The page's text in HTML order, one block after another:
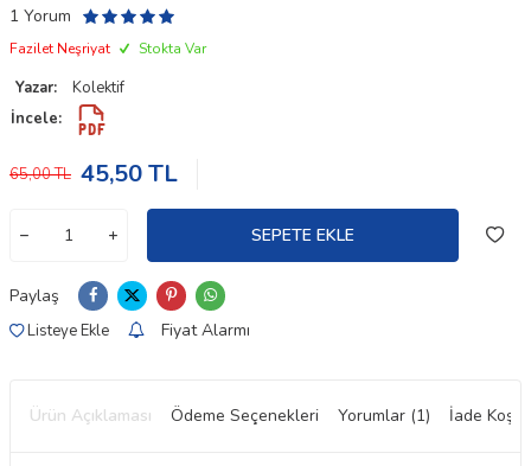
1 Yorum
Fazilet Neşriyat Stokta Var
Yazar:
Kolektif
İncele:
65,00TL 45,50TL
SEPETE EKLE
Paylaş
Listeye Ekle Fiyat Alarmı
Ürün Açıklaması Ödeme Seçenekleri Yorumlar (1) İade